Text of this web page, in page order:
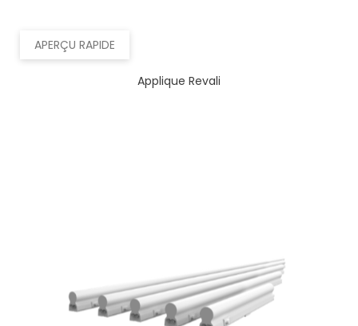
APERÇU RAPIDE
Applique Revali